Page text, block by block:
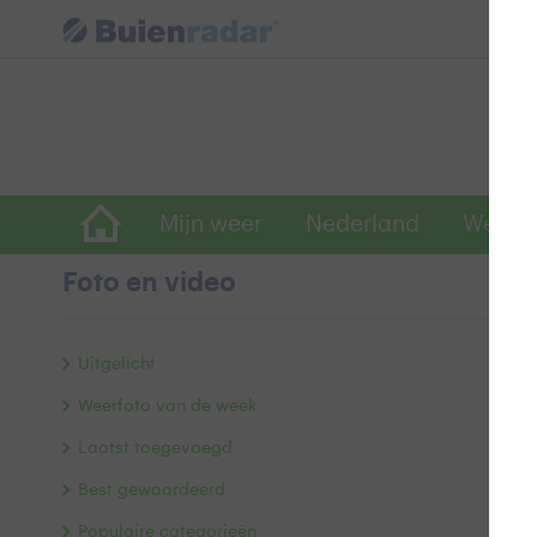
Mijn weer Nederland
Foto en video
Uitgelicht
Weerfoto van de week
Laatst toegevoegd
Best gewaardeerd
Populaire categorieën